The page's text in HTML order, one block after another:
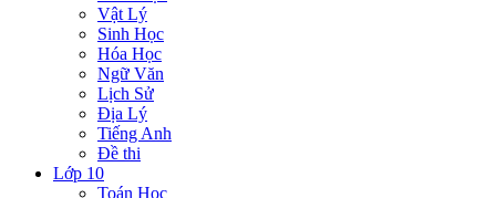
Vật Lý
Sinh Học
Hóa Học
Ngữ Văn
Lịch Sử
Địa Lý
Tiếng Anh
Đề thi
Lớp 10
Toán Học